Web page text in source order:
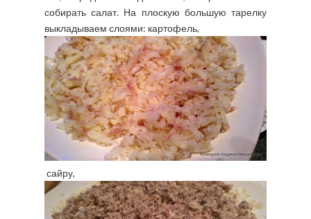
собирать салат. На плоскую большую тарелку
выкладываем слоями: картофель,
сайру,